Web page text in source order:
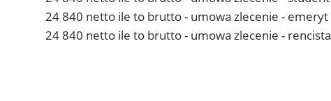
24 840 netto ile to brutto - umowa zlecenie - emeryt
24 840 netto ile to brutto - umowa zlecenie - rencista